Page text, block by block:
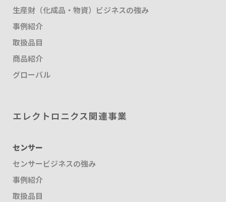
生産財（化成品・物資）ビジネスの強み
事例紹介
取扱品目
商品紹介
グローバル
エレクトロニクス関連事業
センサー
センサービジネスの強み
事例紹介
取扱品目